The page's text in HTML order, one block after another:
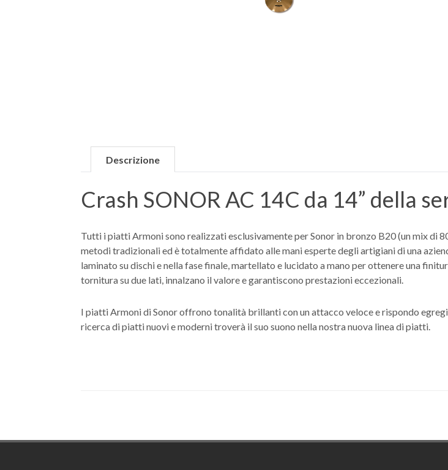
Descrizione
Crash SONOR AC 14C da 14” della
Tutti i piatti Armoni sono realizzati esclusivamente per Sonor in bronzo B20 (un mix di
metodi tradizionali ed è totalmente affidato alle mani esperte degli artigiani di una
laminato su dischi e nella fase finale, martellato e lucidato a mano per ottenere una
tornitura su due lati, innalzano il valore e garantiscono prestazioni eccezionali.
I piatti Armoni di Sonor offrono tonalità brillanti con un attacco veloce e rispondo
ricerca di piatti nuovi e moderni troverà il suo suono nella nostra nuova linea di piatti.